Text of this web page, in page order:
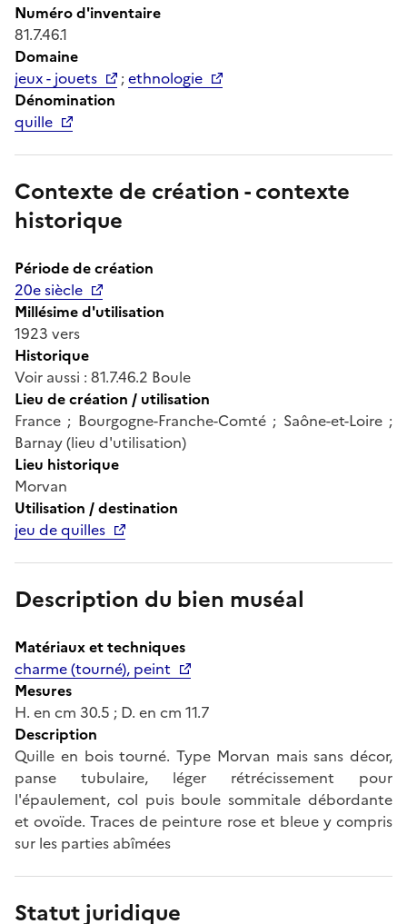
Numéro d'inventaire
81.7.46.1
Domaine
jeux - jouets
;ethnologie
Dénomination
quille
Contexte de création - contexte
historique
Période de création
20e siècle
Millésime d'utilisation
1923 vers
Historique
Voir aussi : 81.7.46.2 Boule
Lieu de création / utilisation
France ; Bourgogne-Franche-Comté ; Saône-et-Loire ;
Barnay (lieu d'utilisation)
Lieu historique
Morvan
Utilisation / destination
jeu de quilles
Description du bien muséal
Matériaux et techniques
charme (tourné), peint
Mesures
H. en cm 30.5 ; D. en cm 11.7
Description
Quille en bois tourné. Type Morvan mais sans décor,
panse tubulaire, léger rétrécissement pour
l'épaulement, col puis boule sommitale débordante
et ovoïde. Traces de peinture rose et bleue y compris
sur les parties abîmées
Statut juridique